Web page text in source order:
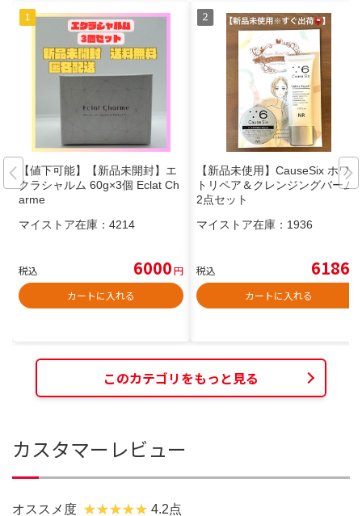
【値下可能】【新品未開封】エ
クラシャルム 60g×3個 Eclat Ch
arme
マイストア在庫： 4214
税込 6000円
カートに入れる
【新品未使用】CauseSix ホワイ
トリペア＆クレンジングバーム
2点セット
マイストア在庫： 1936
税込 6186
カートに入れる
このカテゴリをもっと見る
カスタマーレビュー
オススメ度 4.2点